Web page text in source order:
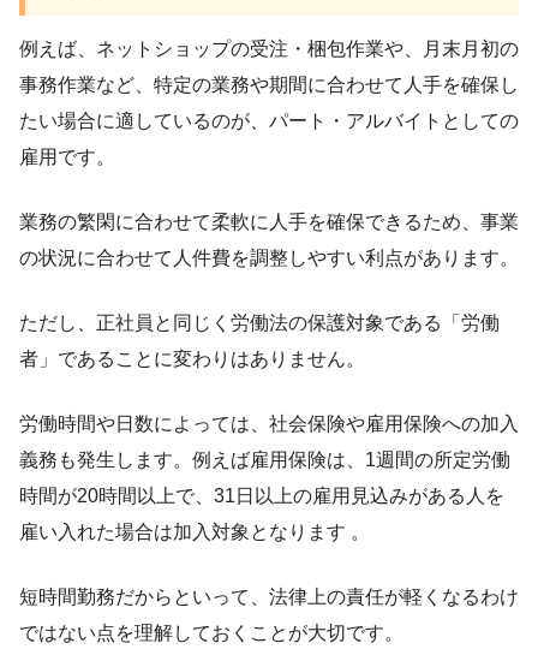
例えば、ネットショップの受注・梱包作業や、月末月初の
事務作業など、特定の業務や期間に合わせて人手を確保し
たい場合に適しているのが、パート・アルバイトとしての
雇用です。
業務の繁閑に合わせて柔軟に人手を確保できるため、事業
の状況に合わせて人件費を調整しやすい利点があります。
ただし、正社員と同じく労働法の保護対象である「労働
者」であることに変わりはありません。
労働時間や日数によっては、社会保険や雇用保険への加入
義務も発生します。例えば雇用保険は、1週間の所定労働
時間が20時間以上で、31日以上の雇用見込みがある人を
雇い入れた場合は加入対象となります 。
短時間勤務だからといって、法律上の責任が軽くなるわけ
ではない点を理解しておくことが大切です。